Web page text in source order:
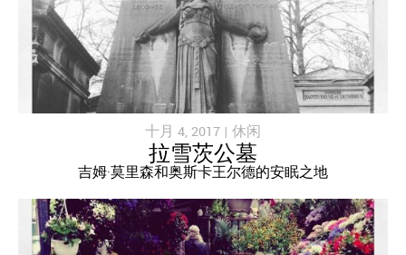
十月 4, 2017 | 休闲
拉雪茨公墓
吉姆·莫里森和奥斯卡王尔德的安眠之地